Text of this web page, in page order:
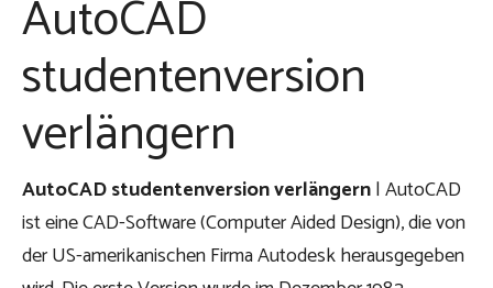
AutoCAD
studentenversion
verlängern
AutoCAD studentenversion verlängern| AutoCAD
ist eine CAD-Software (Computer Aided Design), die von
der US-amerikanischen Firma Autodesk herausgegeben